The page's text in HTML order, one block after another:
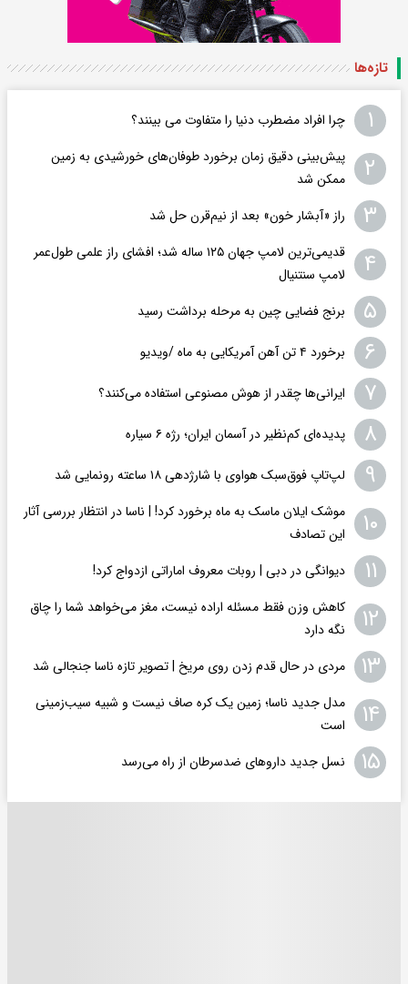
تازه‌ها
۱ چرا افراد مضطرب دنیا را متفاوت می بینند؟
۲
پیش‌بینی دقیق زمان برخورد طوفان‌های خورشیدی به زمین
ممکن شد
۳ راز «آبشار خون» بعد از نیم‌قرن حل شد
۴
قدیمی‌ترین لامپ جهان ۱۲۵ ساله شد؛ افشای راز علمی طول‌عمر
لامپ سنتنیال
۵ برنج فضایی چین به مرحله برداشت رسید
۶ برخورد ۴ تن آهن آمریکایی به ماه /ویدیو
۷ ایرانی‌ها چقدر از هوش مصنوعی استفاده می‌کنند؟
۸ پدیده‌ای کم‌نظیر در آسمان ایران؛ رژه ۶ سیاره
۹ لپ‌تاپ فوق‌سبک هواوی با شارژدهی ۱۸ ساعته رونمایی شد
۱۰
موشک ایلان ماسک به ماه برخورد کرد! | ناسا در انتظار بررسی آثار
این تصادف
۱۱ دیوانگی در دبی | روبات معروف اماراتی ازدواج کرد!
۱۲
کاهش وزن فقط مسئله اراده نیست، مغز می‌خواهد شما را چاق
نگه دارد
۱۳ مردی در حال قدم زدن روی مریخ | تصویر تازه ناسا جنجالی شد
۱۴
مدل جدید ناسا؛ زمین یک کره‌ صاف نیست و شبیه سیب‌زمینی
است
۱۵ نسل جدید داروهای ضدسرطان از راه می‌رسد